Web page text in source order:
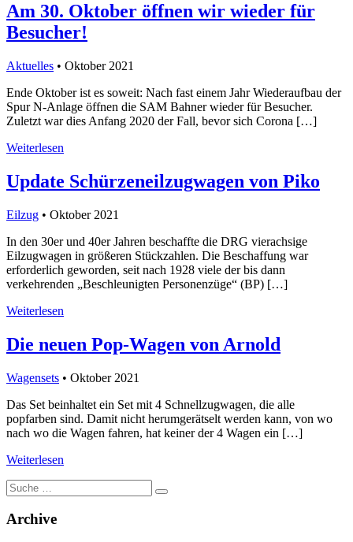
Am 30. Oktober öffnen wir wieder für
Besucher!
Aktuelles • Oktober 2021
Ende Oktober ist es soweit: Nach fast einem Jahr Wiederaufbau der
Spur N-Anlage öffnen die SAM Bahner wieder für Besucher.
Zuletzt war dies Anfang 2020 der Fall, bevor sich Corona […]
Weiterlesen
Update Schürzeneilzugwagen von Piko
Eilzug • Oktober 2021
In den 30er und 40er Jahren beschaffte die DRG vierachsige
Eilzugwagen in größeren Stückzahlen. Die Beschaffung war
erforderlich geworden, seit nach 1928 viele der bis dann
verkehrenden „Beschleunigten Personenzüge“ (BP) […]
Weiterlesen
Die neuen Pop-Wagen von Arnold
Wagensets • Oktober 2021
Das Set beinhaltet ein Set mit 4 Schnellzugwagen, die alle
popfarben sind. Damit nicht herumgerätselt werden kann, von wo
nach wo die Wagen fahren, hat keiner der 4 Wagen ein […]
Weiterlesen
Suche
nach:
Archive